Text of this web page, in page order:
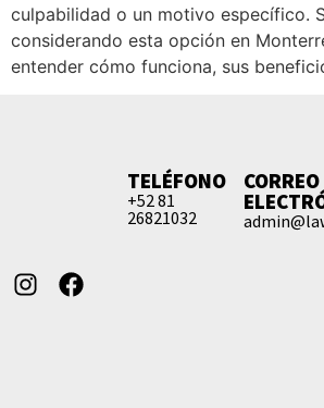
culpabilidad o un motivo específico.
considerando esta opción en
entender cómo funciona, sus
TELÉFONO
+52 81
26821032
CORREO